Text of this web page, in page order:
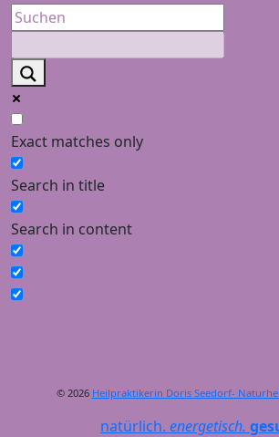
Exact matches only
Search in title
Search in content
© 2026 Heilpraktikerin Doris Seedorf-
natürlich. energetisch.